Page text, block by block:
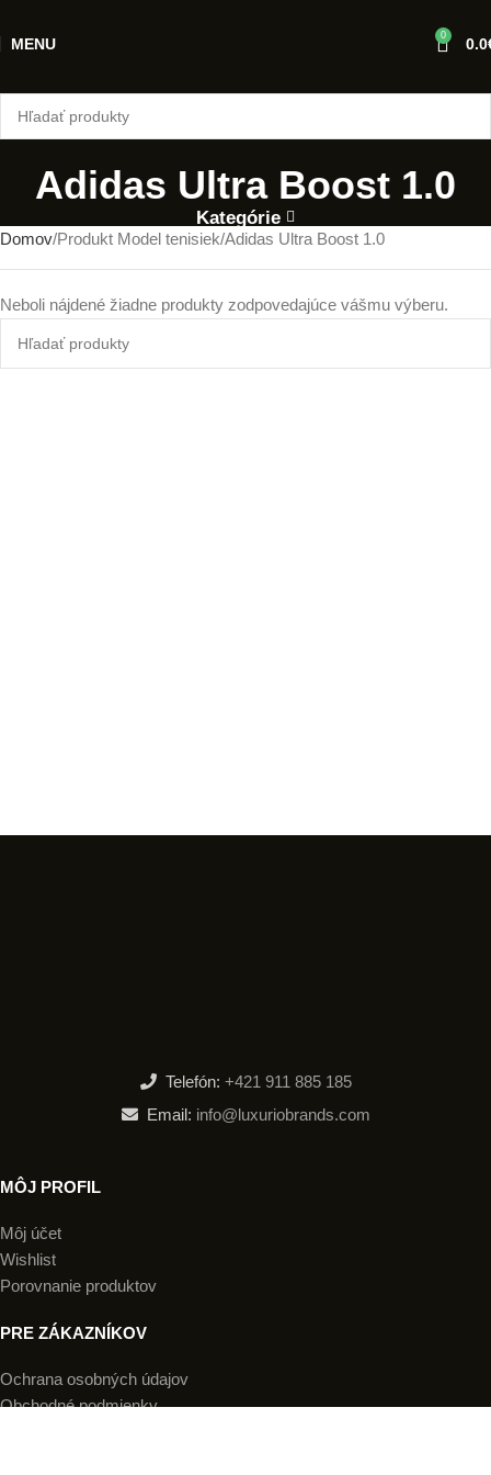
MENU 0 0.0
Adidas Ultra Boost 1.0
Kategórie
Domov Produkt Model tenisiek Adidas Ultra Boost 1.0
Neboli nájdené žiadne produkty zodpovedajúce vášmu výberu.
Telefón: +421 911 885 185
Email: info@luxuriobrands.com
MÔJ PROFIL
Môj účet
Wishlist
Porovnanie produktov
PRE ZÁKAZNÍKOV
Ochrana osobných údajov
Obchodné podmienky